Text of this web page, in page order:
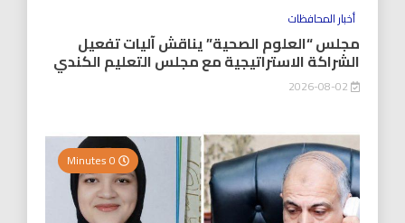
أخبار المحافظات
مجلس “العلوم الصحية” يناقش آليات تفعيل
الشراكة الاستراتيجية مع مجلس التعليم الكندي